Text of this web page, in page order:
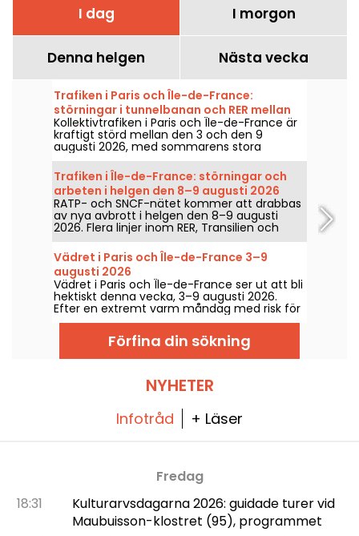
I dag I morgon
Denna helgen Nästa vecka
Trafiken i Paris och Île-de-France:
störningar i tunnelbanan och RER mellan
den 3 och 9 augusti 2026
Kollektivtrafiken i Paris och Île-de-France är
kraftigt störd mellan den 3 och den 9
augusti 2026, med sommarens stora
arbeten som särskilt hårt påverkar vissa
linjer, enligt RATP och SNCF.
Trafiken i Île-de-France: störningar och
arbeten i helgen den 8–9 augusti 2026
RATP- och SNCF-nätet kommer att drabbas
av nya avbrott i helgen den 8–9 augusti
2026. Flera linjer inom RER, Transilien och
tunnelbanan berörs av arbeten och avbrott
– vi går igenom allt för att hjälpa dig planera
dina resor.
Vädret i Paris och Île-de-France 3–9
augusti 2026
Vädret i Paris och Île-de-France ser ut att bli
hektiskt denna vecka, 3–9 augusti 2026.
Efter en extremt varm måndag med risk för
åska kommer temperaturerna gradvis att
sjunka innan en återgång till varmare och
soligare väder till helgen.
Förfina din sökning
NYHETER
Infotråd + Läser
Fredag
18:31
Kulturarvsdagarna 2026: guidade turer vid
Maubuisson-klostret (95), programmet